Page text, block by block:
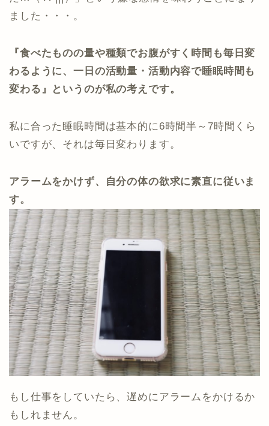
ました・・・。
『食べたものの量や種類でお腹がすく時間も毎日変
わるように、一日の活動量・活動内容で睡眠時間も
変わる』というのが私の考えです。
私に合った睡眠時間は基本的に6時間半～7時間くら
いですが、それは毎日変わります。
アラームをかけず、自分の体の欲求に素直に従いま
す。
もし仕事をしていたら、遅めにアラームをかけるか
もしれません。